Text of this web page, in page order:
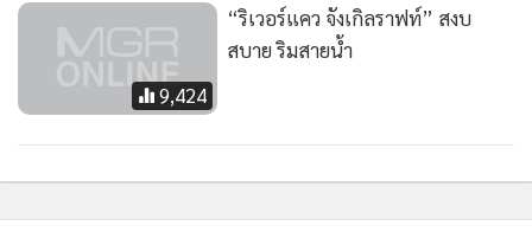
9,424
“ริเวอร์แคว จังเกิลราฟท์” สงบ
สบาย ริมสายน้ำ